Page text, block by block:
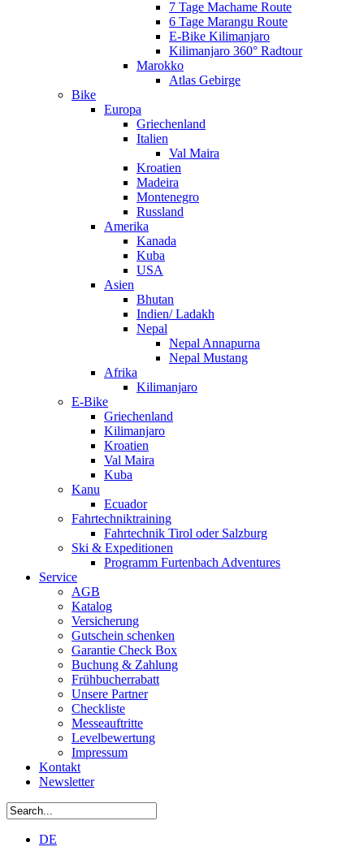
7 Tage Machame Route
6 Tage Marangu Route
E-Bike Kilimanjaro
Kilimanjaro 360° Radtour
Marokko
Atlas Gebirge
Bike
Europa
Griechenland
Italien
Val Maira
Kroatien
Madeira
Montenegro
Russland
Amerika
Kanada
Kuba
USA
Asien
Bhutan
Indien/ Ladakh
Nepal
Nepal Annapurna
Nepal Mustang
Afrika
Kilimanjaro
E-Bike
Griechenland
Kilimanjaro
Kroatien
Val Maira
Kuba
Kanu
Ecuador
Fahrtechniktraining
Fahrtechnik Tirol oder Salzburg
Ski & Expeditionen
Programm Furtenbach Adventures
Service
AGB
Katalog
Versicherung
Gutschein schenken
Garantie Check Box
Buchung & Zahlung
Frühbucherrabatt
Unsere Partner
Checkliste
Messeauftritte
Levelbewertung
Impressum
Kontakt
Newsletter
DE